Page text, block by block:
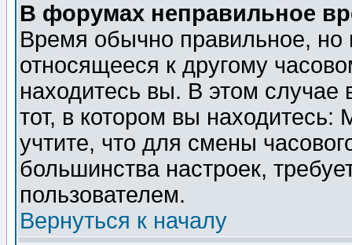
В форумах неправильное
Время обычно правильное,
относящееся к другому
находитесь вы. В этом
тот, в котором вы
учтите, что для смены
большинства настроек,
пользователем.
Вернуться к началу